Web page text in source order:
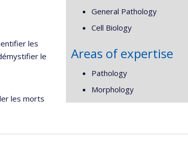
les
le
les morts
General Pathology
Cell Biology
Areas of expertise
Pathology
Morphology